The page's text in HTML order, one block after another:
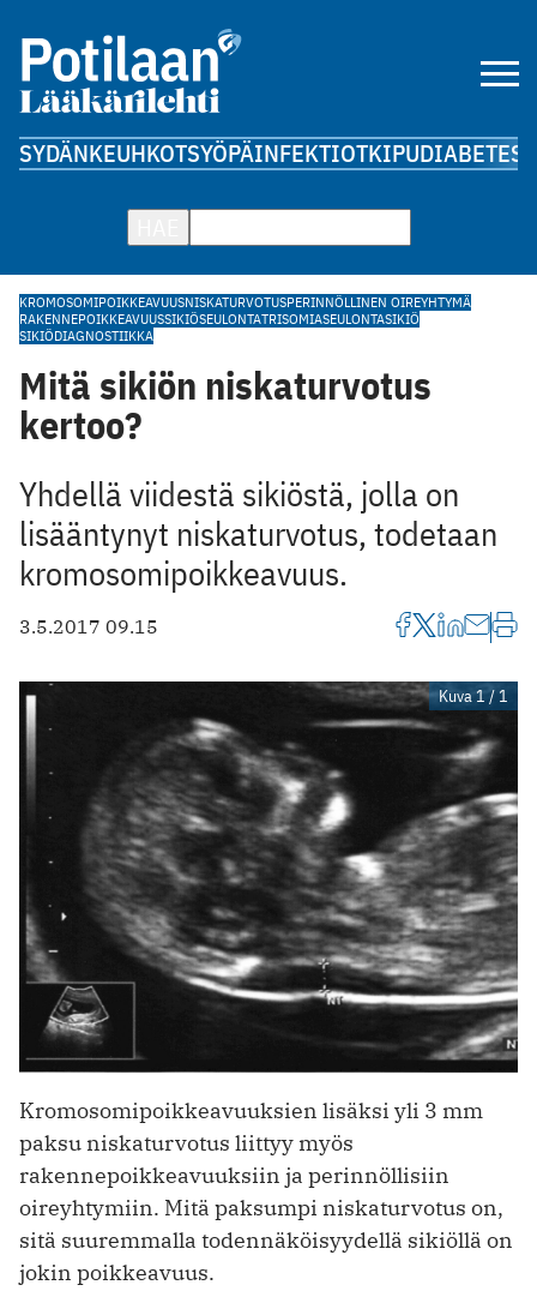
SYDÄNKEUHKOTSYÖPÄINFEKTIOTKIPUDIABETES
KROMOSOMIPOIKKEAVUUSNISKATURVOTUSPERINNÖLLINEN OIREYHTYMÄ
RAKENNEPOIKKEAVUUSSIKIÖSEULONTATRISOMIASEULONTASIKIÖ
SIKIÖDIAGNOSTIIKKA
Mitä sikiön niskaturvotus
kertoo?
Yhdellä viidestä sikiöstä, jolla on
lisääntynyt niskaturvotus, todetaan
kromosomipoikkeavuus.
3.5.2017 09.15
Kuva 1 / 1
Kromosomipoikkeavuuksien lisäksi yli 3 mm
paksu niskaturvotus liittyy myös
rakennepoikkeavuuksiin ja perinnöllisiin
oireyhtymiin. Mitä paksumpi niskaturvotus on,
sitä suuremmalla todennäköisyydellä sikiöllä on
jokin poikkeavuus.